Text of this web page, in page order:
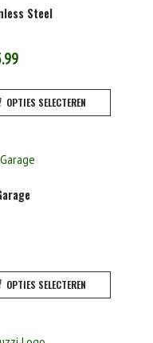
Steel
Prijsklasse:
tot
OPTIES SELECTEREN
OPTIES SELECTEREN